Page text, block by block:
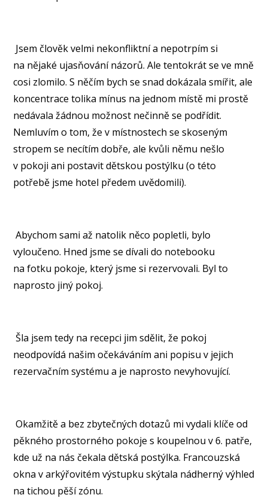
Jsem člověk velmi nekonfliktní a nepotrpím si
na nějaké ujasňování názorů. Ale tentokrát se ve mně
cosi zlomilo. S něčím bych se snad dokázala smířit, ale
koncentrace tolika mínus na jednom místě mi prostě
nedávala žádnou možnost nečinně se podřídit.
Nemluvím o tom, že v místnostech se skoseným
stropem se necítím dobře, ale kvůli němu nešlo
v pokoji ani postavit dětskou postýlku (o této
potřebě jsme hotel předem uvědomili).
Abychom sami až natolik něco popletli, bylo
vyloučeno. Hned jsme se dívali do notebooku
na fotku pokoje, který jsme si rezervovali. Byl to
naprosto jiný pokoj.
Šla jsem tedy na recepci jim sdělit, že pokoj
neodpovídá našim očekáváním ani popisu v jejich
rezervačním systému a je naprosto nevyhovující.
Okamžitě a bez zbytečných dotazů mi vydali klíče od
pěkného prostorného pokoje s koupelnou v 6. patře,
kde už na nás čekala dětská postýlka. Francouzská
okna v arkýřovitém výstupku skýtala nádherný výhled
na tichou pěší zónu.